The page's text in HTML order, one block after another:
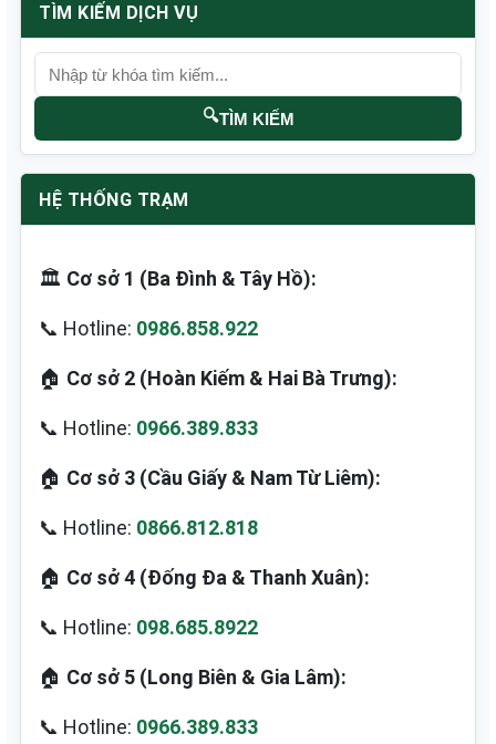
TÌM KIẾM DỊCH VỤ
🔍TÌM KIẾM
HỆ THỐNG TRẠM
🏛️ Cơ sở 1 (Ba Đình & Tây Hồ):
📞 Hotline: 0986.858.922
🏠 Cơ sở 2 (Hoàn Kiếm & Hai Bà Trưng):
📞 Hotline: 0966.389.833
🏠 Cơ sở 3 (Cầu Giấy & Nam Từ Liêm):
📞 Hotline: 0866.812.818
🏠 Cơ sở 4 (Đống Đa & Thanh Xuân):
📞 Hotline: 098.685.8922
🏠 Cơ sở 5 (Long Biên & Gia Lâm):
📞 Hotline: 0966.389.833